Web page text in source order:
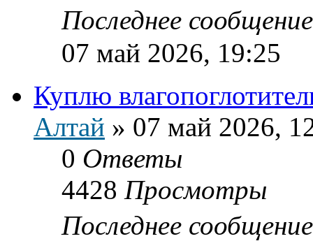
Последнее
07 май 2026, 19:25
Куплю
Алтай » 07 май 2026,
0 Ответы
4428 Просмотры
Последнее